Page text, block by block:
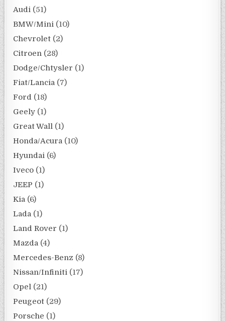
Audi (51)
BMW/Mini (10)
Chevrolet (2)
Citroen (28)
Dodge/Chtysler (1)
Fiat/Lancia (7)
Ford (18)
Geely (1)
Great Wall (1)
Honda/Acura (10)
Hyundai (6)
Iveco (1)
JEEP (1)
Kia (6)
Lada (1)
Land Rover (1)
Mazda (4)
Mercedes-Benz (8)
Nissan/Infiniti (17)
Opel (21)
Peugeot (29)
Porsche (1)